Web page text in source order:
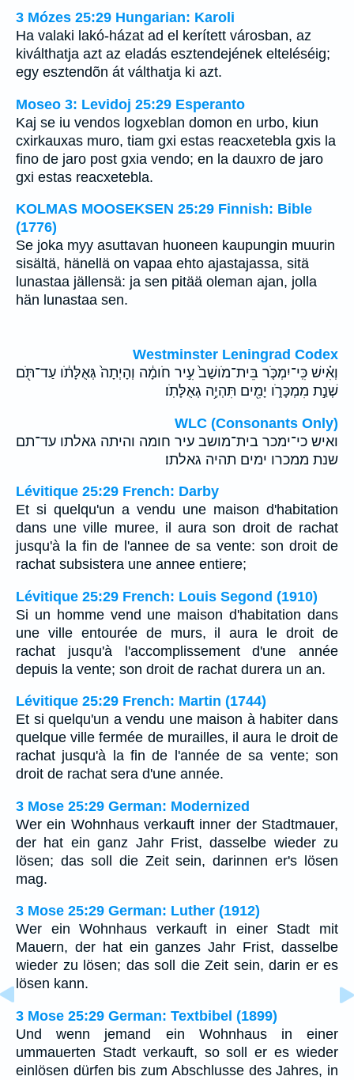
3 Mózes 25:29 Hungarian: Karoli
Ha valaki lakó-házat ad el kerített városban, az
kiválthatja azt az eladás esztendejének elteléséig;
egy esztendõn át válthatja ki azt.
Moseo 3: Levidoj 25:29 Esperanto
Kaj se iu vendos logxeblan domon en urbo, kiun
cxirkauxas muro, tiam gxi estas reacxetebla gxis la
fino de jaro post gxia vendo; en la dauxro de jaro
gxi estas reacxetebla.
KOLMAS MOOSEKSEN 25:29 Finnish: Bible
(1776)
Se joka myy asuttavan huoneen kaupungin muurin
sisältä, hänellä on vapaa ehto ajastajassa, sitä
lunastaa jällensä: ja sen pitää oleman ajan, jolla
hän lunastaa sen.
Westminster Leningrad Codex
וְאִ֗ישׁ כִּֽי־יִמְכֹּ֤ר בֵּית־מֹושַׁב֙ עִ֣יר חֹומָ֔ה וְהָיְתָה֙ גְּאֻלָּתֹ֔ו עַד־תֹּ֖ם
שְׁנַ֣ת מִמְכָּרֹ֑ו יָמִ֖ים תִּהְיֶ֥ה גְאֻלָּתֹֽו׃
WLC (Consonants Only)
ואיש כי־ימכר בית־מושב עיר חומה והיתה גאלתו עד־תם
שנת ממכרו ימים תהיה גאלתו׃
Lévitique 25:29 French: Darby
Et si quelqu'un a vendu une maison d'habitation
dans une ville muree, il aura son droit de rachat
jusqu'à la fin de l'annee de sa vente: son droit de
rachat subsistera une annee entiere;
Lévitique 25:29 French: Louis Segond (1910)
Si un homme vend une maison d'habitation dans
une ville entourée de murs, il aura le droit de
rachat jusqu'à l'accomplissement d'une année
depuis la vente; son droit de rachat durera un an.
Lévitique 25:29 French: Martin (1744)
Et si quelqu'un a vendu une maison à habiter dans
quelque ville fermée de murailles, il aura le droit de
rachat jusqu'à la fin de l'année de sa vente; son
droit de rachat sera d'une année.
3 Mose 25:29 German: Modernized
Wer ein Wohnhaus verkauft inner der Stadtmauer,
der hat ein ganz Jahr Frist, dasselbe wieder zu
lösen; das soll die Zeit sein, darinnen er's lösen
mag.
3 Mose 25:29 German: Luther (1912)
Wer ein Wohnhaus verkauft in einer Stadt mit
Mauern, der hat ein ganzes Jahr Frist, dasselbe
wieder zu lösen; das soll die Zeit sein, darin er es
lösen kann.
3 Mose 25:29 German: Textbibel (1899)
Und wenn jemand ein Wohnhaus in einer
ummauerten Stadt verkauft, so soll er es wieder
einlösen dürfen bis zum Abschlusse des Jahres, in